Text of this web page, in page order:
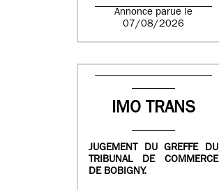
Annonce parue le
07/08/2026
IMO TRANS
JUGEMENT DU GREFFE DU
TRIBUNAL DE COMMERCE
DE BOBIGNY.